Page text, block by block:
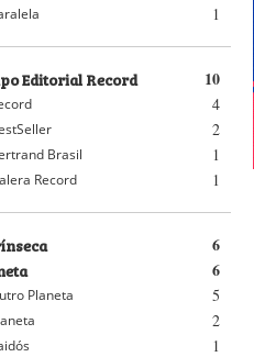
1
10
Editorial Record
4
2
1
Brasil
1
Record
6
6
5
Planeta
2
1